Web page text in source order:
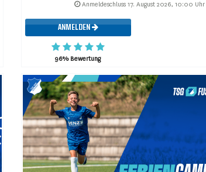
Anmeldeschluss 17. August 2026, 10:00 Uhr
ANMELDEN
96% Bewertung